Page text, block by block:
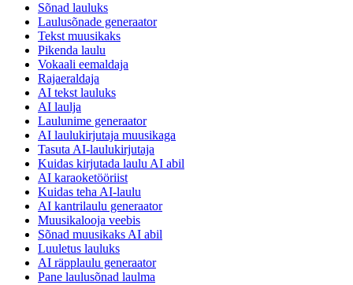
Sõnad lauluks
Laulusõnade generaator
Tekst muusikaks
Pikenda laulu
Vokaali eemaldaja
Rajaeraldaja
AI tekst lauluks
AI laulja
Laulunime generaator
AI laulukirjutaja muusikaga
Tasuta AI-laulukirjutaja
Kuidas kirjutada laulu AI abil
AI karaoketööriist
Kuidas teha AI-laulu
AI kantrilaulu generaator
Muusikalooja veebis
Sõnad muusikaks AI abil
Luuletus lauluks
AI räpplaulu generaator
Pane laulusõnad laulma